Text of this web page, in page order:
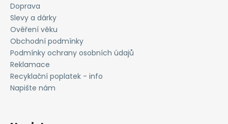
Doprava
Slevy a dárky
Ověření věku
Obchodní podmínky
Podmínky ochrany osobních údajů
Reklamace
Recyklační poplatek - info
Napište nám